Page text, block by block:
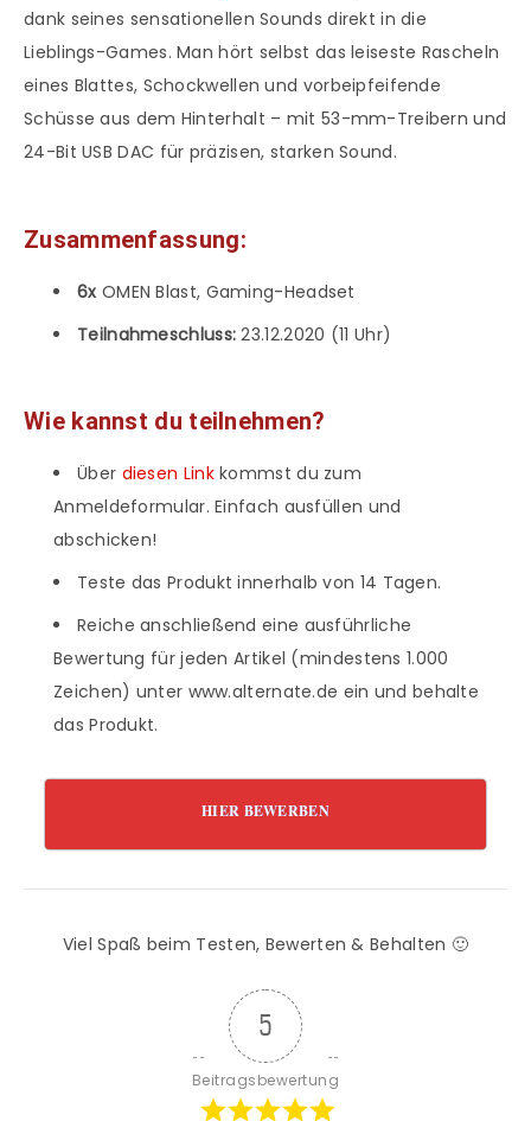
dank seines sensationellen Sounds direkt in die
Lieblings-Games. Man hört selbst das leiseste Rascheln
eines Blattes, Schockwellen und vorbeipfeifende
Schüsse aus dem Hinterhalt – mit 53-mm-Treibern und
24-Bit USB DAC für präzisen, starken Sound.
Zusammenfassung:
6x OMEN Blast, Gaming-Headset
Teilnahmeschluss:23.12.2020 (11 Uhr)
Wie kannst du teilnehmen?
Über diesen Linkkommst du zum
Anmeldeformular. Einfach ausfüllen und
abschicken!
Teste das Produkt innerhalb von 14 Tagen.
Reiche anschließend eine ausführliche
Bewertung für jeden Artikel (mindestens 1.000
Zeichen) unter www.alternate.de ein und behalte
das Produkt.
HIER BEWERBEN
Viel Spaß beim Testen, Bewerten & Behalten 🙂
5
Beitragsbewertung